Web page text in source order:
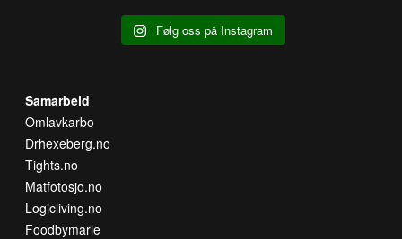
Følg oss på Instagram
Samarbeid
Omlavkarbo
Drhexeberg.no
Tights.no
Matfotosjo.no
Logicliving.no
Foodbymarie